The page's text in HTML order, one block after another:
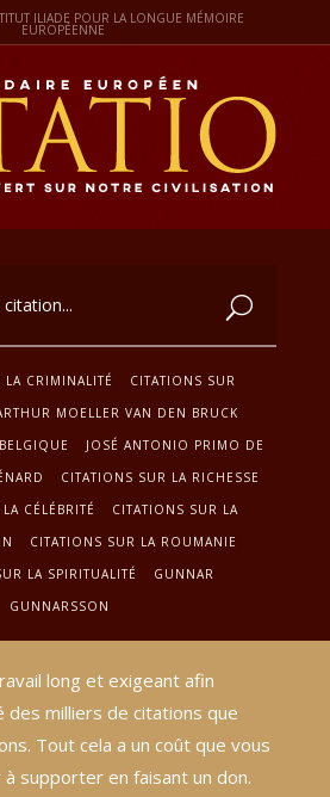
ILIADE POUR LA LONGUE MÉMOIRE
EUROPÉENNE
CRIMINALITÉ
CITATIONS SUR
MOELLER VAN DEN BRUCK
JOSÉ ANTONIO PRIMO DE
CITATIONS SUR LA RICHESSE
CÉLÉBRITÉ
CITATIONS SUR LA
CITATIONS SUR LA ROUMANIE
LA SPIRITUALITÉ
GUNNAR
GUNNARSSON
long et exigeant afin
des milliers de citations que
Tout cela a un coût que vous
supporter en faisant un don.